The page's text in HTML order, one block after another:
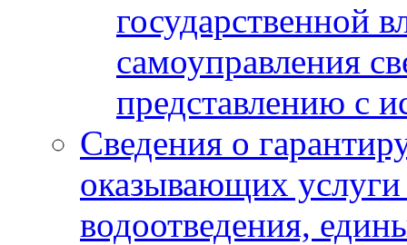
государственной
самоуправления
представлению с
Сведения о
оказывающих
водоотведения,